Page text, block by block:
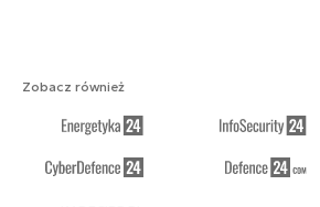
Zobacz również